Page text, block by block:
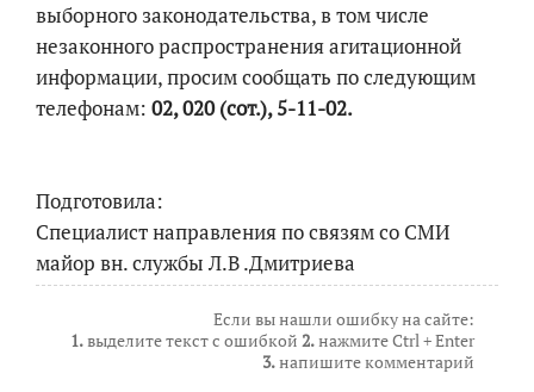
выборного законодательства, в том числе
незаконного распространения агитационной
информации, просим сообщать по следующим
телефонам: 02, 020 (сот.), 5-11-02.
Подготовила:
Специалист направления по связям со СМИ
майор вн. службы Л.В .Дмитриева
Если вы нашли ошибку на сайте:
1.выделите текст с ошибкой 2.нажмите Ctrl + Enter
3.напишите комментарий